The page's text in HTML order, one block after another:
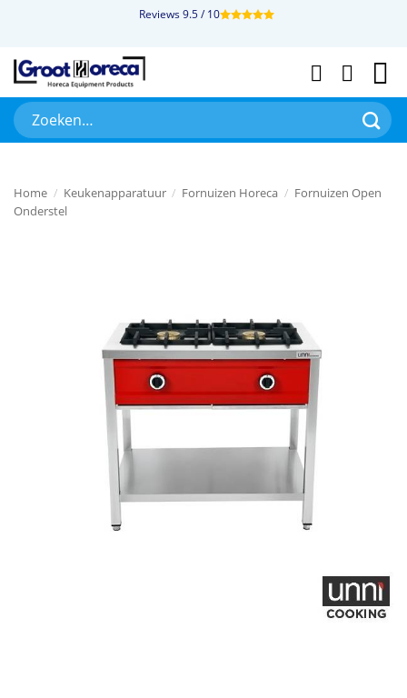
inhoud
Reviews 9.5 / 10
Zoeken
naar:
Home / Keukenapparatuur / Fornuizen Horeca / Fornuizen Open
Onderstel